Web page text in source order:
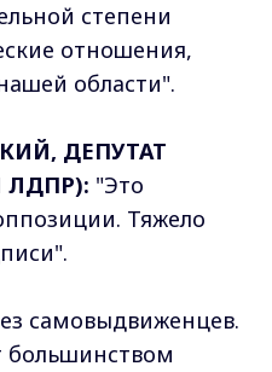
степени
отношения,
области".
ДЕПУТАТ
ЛДПР): "Это
Тяжело
самовыдвиженцев.
большинством